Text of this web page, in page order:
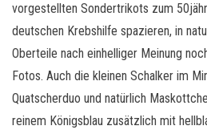
vorgestellten Sondertrikots zum
deutschen Krebshilfe spazieren, in
Oberteile nach einhelliger Meinung
Fotos. Auch die kleinen Schalker im
Quatscherduo und natürlich
reinem Königsblau zusätzlich mit